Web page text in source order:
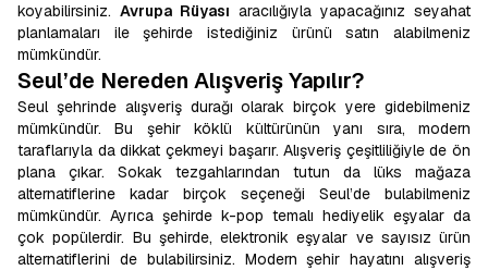
koyabilirsiniz. Avrupa Rüyası aracılığıyla yapacağınız seyahat
planlamaları ile şehirde istediğiniz ürünü satın alabilmeniz
mümkündür.
Seul’de Nereden Alışveriş Yapılır?
Seul şehrinde alışveriş durağı olarak birçok yere gidebilmeniz
mümkündür. Bu şehir köklü kültürünün yanı sıra, modern
taraflarıyla da dikkat çekmeyi başarır. Alışveriş çeşitliliğiyle de ön
plana çıkar. Sokak tezgahlarından tutun da lüks mağaza
alternatiflerine kadar birçok seçeneği Seul’de bulabilmeniz
mümkündür. Ayrıca şehirde k-pop temalı hediyelik eşyalar da
çok popülerdir. Bu şehirde, elektronik eşyalar ve sayısız ürün
alternatiflerini de bulabilirsiniz. Modern şehir hayatını alışveriş